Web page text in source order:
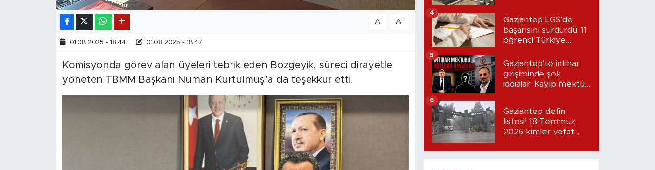
A- A+
01.08.2025 - 18:44 01.08.2025 - 18:47
Komisyonda görev alan üyeleri tebrik eden Bozgeyik, süreci dirayetle
yöneten TBMM Başkanı Numan Kurtulmuş’a da teşekkür etti.
Gaziantep LGS’de
başarısını sürdürdü: 11
öğrenci Türkiye
4
Gaziantep'te intihar
girişiminde şok
iddialar: Kayıp mektup
5
Gaziantep defin
listesi! 18 Temmuz
2026 kimler vefat
6